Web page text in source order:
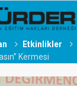
Etkinlikler
Kermesi